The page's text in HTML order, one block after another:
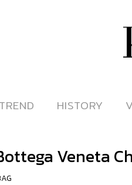
TREND
TREND HISTORY
HISTORY
Veneta